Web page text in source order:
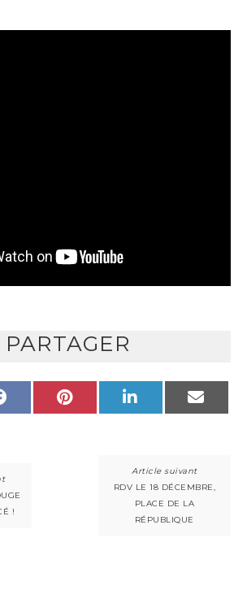
PARTAGER
FACEBOOK PINTEREST LINKEDIN
!
RDV LE 18 DÉCEMBRE,
PLACE DE LA
RÉPUBLIQUE